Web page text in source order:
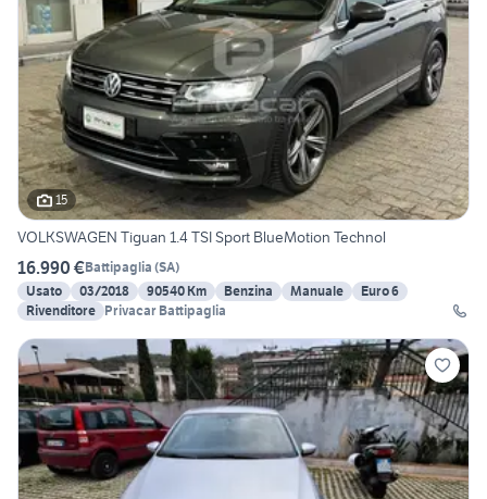
15
VOLKSWAGEN Tiguan 1.4 TSI Sport BlueMotion Technol
16.990 €Battipaglia (SA)
Usato
03/2018 90540 Km Benzina Manuale
Euro 6
Rivenditore Privacar Battipaglia